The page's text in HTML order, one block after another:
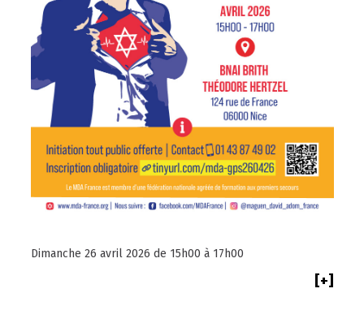
Dimanche 26 avril 2026 de 15h00 à 17h00
[+]